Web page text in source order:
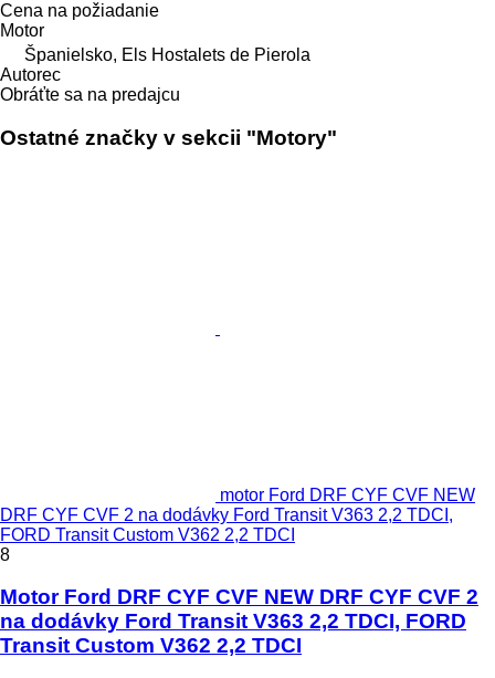
Cena na požiadanie
Motor
Španielsko, Els Hostalets de Pierola
Autorec
Obráťte sa na predajcu
Ostatné značky v sekcii "Motory"
motor Ford DRF CYF CVF NEW
DRF CYF CVF 2 na dodávky Ford Transit V363 2,2 TDCI,
FORD Transit Custom V362 2,2 TDCI
8
Motor Ford DRF CYF CVF NEW DRF CYF CVF 2
na dodávky Ford Transit V363 2,2 TDCI, FORD
Transit Custom V362 2,2 TDCI